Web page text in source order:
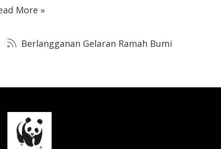
More »
Berlangganan Gelaran Ramah Bumi